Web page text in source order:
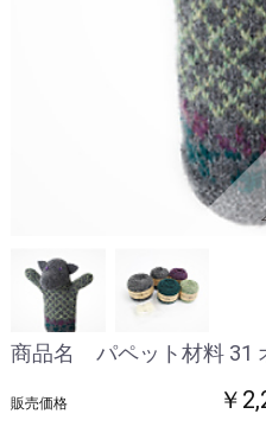
商品名 パペット材料 31
販売価格 ￥